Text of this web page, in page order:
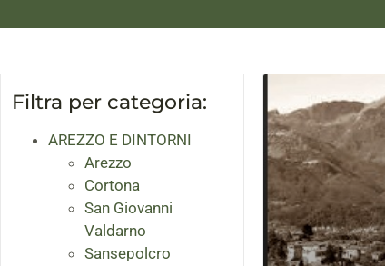
Filtra per categoria:
AREZZO E DINTORNI
Arezzo
Cortona
San Giovanni
Valdarno
Sansepolcro